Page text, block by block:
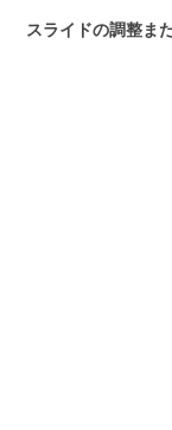
スライドの調整ま